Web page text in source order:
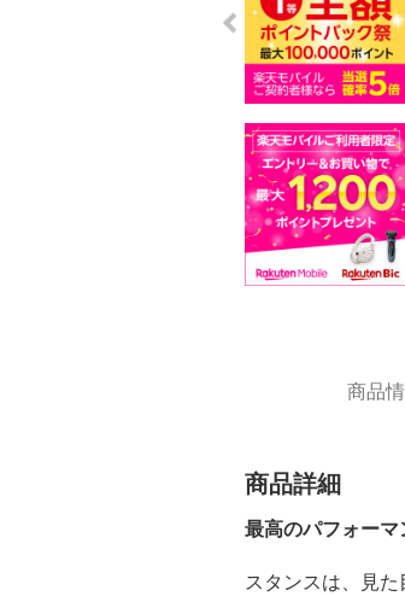
商品
商品詳細
最高のパフォー
スタンスは、見